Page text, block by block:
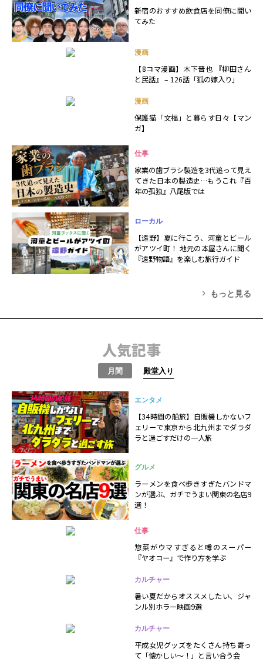
新宿のおすすめ飲食店を同僚に聞い
てみた
漫画
【8コマ漫画】木下晋也 『柳田さん
と民話』 – 126話「狐の嫁入り」
漫画
保護猫「文福」と暮らす日々【マン
ガ】
仕事
家業の歯ブラシ製造を3代追って見え
てきた日本の製造史…もうこれ『百
年の孤独』八尾版では
ローカル
【遠野】夏に行こう、河童とビール
がアツイ町！ 地元の本屋さんに聞く
『遠野物語』を楽しむ旅行ガイド
もっと見る
人気記事
月間 殿堂入り
エンタメ
【34時間の船旅】自販機しかないフ
ェリーで東京から北九州までダラダ
ラと過ごすだけの一人旅
グルメ
ラーメンを食べ歩きすぎたバンドマ
ンが選ぶ、ガチでうまい関東の名店9
選！
仕事
惣菜がウマすぎると噂のスーパー
『ヤオコー』で作り方を学ぶ
カルチャー
暑い夏だからオススメしたい、ジャ
ンル別ホラー映画9選
カルチャー
平成女児グッズをたくさん持ち寄っ
て「懐かしい～！」と言い合う会